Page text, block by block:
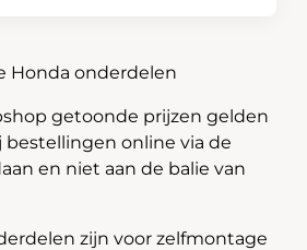
Honda onderdelen
getoonde prijzen gelden
online via de
en niet aan de balie van
zijn voor zelfmontage